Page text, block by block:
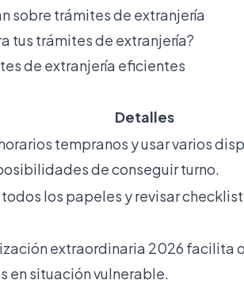
sobre trámites de extranjería
tus trámites de extranjería?
de extranjería eficientes
Detalles
tempranos y usar varios
de conseguir turno.
los papeles y revisar
extraordinaria 2026 facilita
en situación vulnerable.